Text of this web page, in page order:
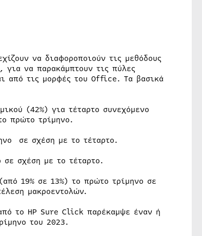
να διαφοροποιούν τις μεθόδους
για να παρακάμπτουν τις πύλες
από τις μορφές του Office. Τα βασικά
(42%) για τέταρτο συνεχόμενο
πρώτο τρίμηνο.
σε σχέση με το τέταρτο.
σε σχέση με το τέταρτο.
19% σε 13%) το πρώτο τρίμηνο σε
μακροεντολών.
το HP Sure Click παρέκαμψε έναν ή
του 2023.